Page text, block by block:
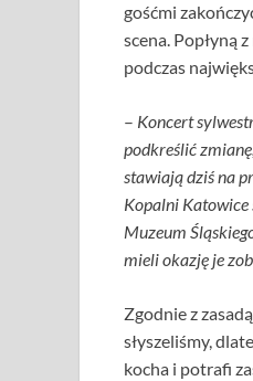
gośćmi
scena. Popłyną
podczas
– Koncert
podkreślić
stawiają dziś na
Kopalni Katowice
Muzeum
mieli okazję je
Zgodnie z
słyszeliśmy,
kocha i potrafi